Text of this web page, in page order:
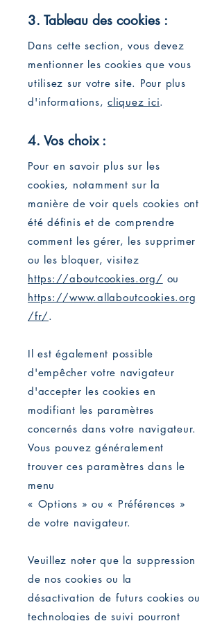
3. Tableau des cookies :
Dans cette section, vous devez
mentionner les cookies que vous
utilisez sur votre site. Pour plus
d'informations, cliquez ici.
4. Vos choix :
Pour en savoir plus sur les
cookies, notamment sur la
manière de voir quels cookies ont
été définis et de comprendre
comment les gérer, les supprimer
ou les bloquer, visitez
https://aboutcookies.org/ ou
https://www.allaboutcookies.org
/fr/.
Il est également possible
d'empêcher votre navigateur
d'accepter les cookies en
modifiant les paramètres
concernés dans votre navigateur.
Vous pouvez généralement
trouver ces paramètres dans le
menu
« Options » ou « Préférences »
de votre navigateur.
Veuillez noter que la suppression
de nos cookies ou la
désactivation de futurs cookies ou
technologies de suivi pourront